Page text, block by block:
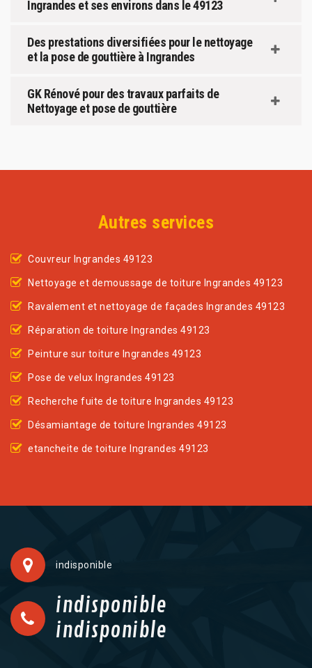
Ingrandes et ses environs dans le 49123
Des prestations diversifiées pour le nettoyage
et la pose de gouttière à Ingrandes
GK Rénové pour des travaux parfaits de
Nettoyage et pose de gouttière
Autres services
Couvreur Ingrandes 49123
Nettoyage et demoussage de toiture Ingrandes 49123
Ravalement et nettoyage de façades Ingrandes 49123
Réparation de toiture Ingrandes 49123
Peinture sur toiture Ingrandes 49123
Pose de velux Ingrandes 49123
Recherche fuite de toiture Ingrandes 49123
Désamiantage de toiture Ingrandes 49123
etancheite de toiture Ingrandes 49123
indisponible
indisponible
indisponible